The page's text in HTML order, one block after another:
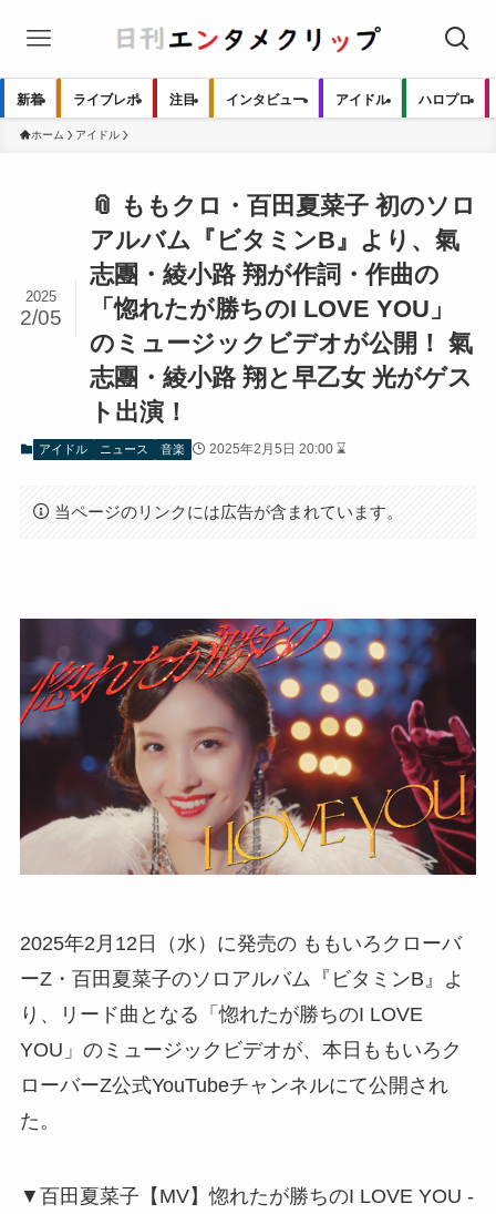
新着 ライブレポ 注目 インタビュー アイドル ハロプロ
ホーム アイドル
📎 ももクロ・百田夏菜子 初のソロ
アルバム『ビタミンB』より、氣
志團・綾小路 翔が作詞・作曲の
「惚れたが勝ちのI LOVE YOU」
のミュージックビデオが公開！ 氣
志團・綾小路 翔と早乙女 光がゲス
ト出演！
2025
2/05
アイドル ニュース 音楽 2025年2月5日 20:00 ⌛
当ページのリンクには広告が含まれています。
2025年2月12日（水）に発売の ももいろクローバ
ーZ・百田夏菜子のソロアルバム『ビタミンB』よ
り、リード曲となる「惚れたが勝ちのI LOVE
YOU」のミュージックビデオが、本日ももいろク
ローバーZ公式YouTubeチャンネルにて公開され
た。
▼百田夏菜子【MV】惚れたが勝ちのI LOVE YOU -